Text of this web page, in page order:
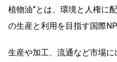
植物油”とは、環境と人権に
の生産と利用を目指す国際
生産や加工、流通など市場に